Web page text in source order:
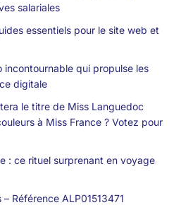
salariales
essentiels pour le site web et
qui propulse les
digitale
le titre de Miss Languedoc
à Miss France ? Votez pour
: ce rituel surprenant en voyage
Référence ALP01513471